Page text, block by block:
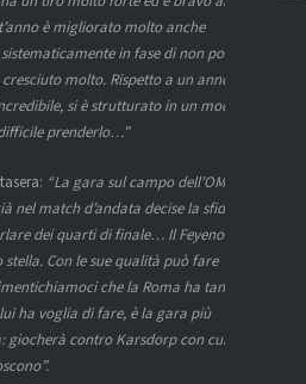
è migliorato molto anche
in fase di non possesso
molto. Rispetto a un anno fa, la
si è strutturato in un modo
prenderlo…”
“La gara sul campo dell’OM è
match d’andata decise la sfida con
dei quarti di finale… Il Feyenoord
Con le sue qualità può fare
che la Roma ha tante
ha voglia di fare, è la gara più
giocherà contro Karsdorp con cui